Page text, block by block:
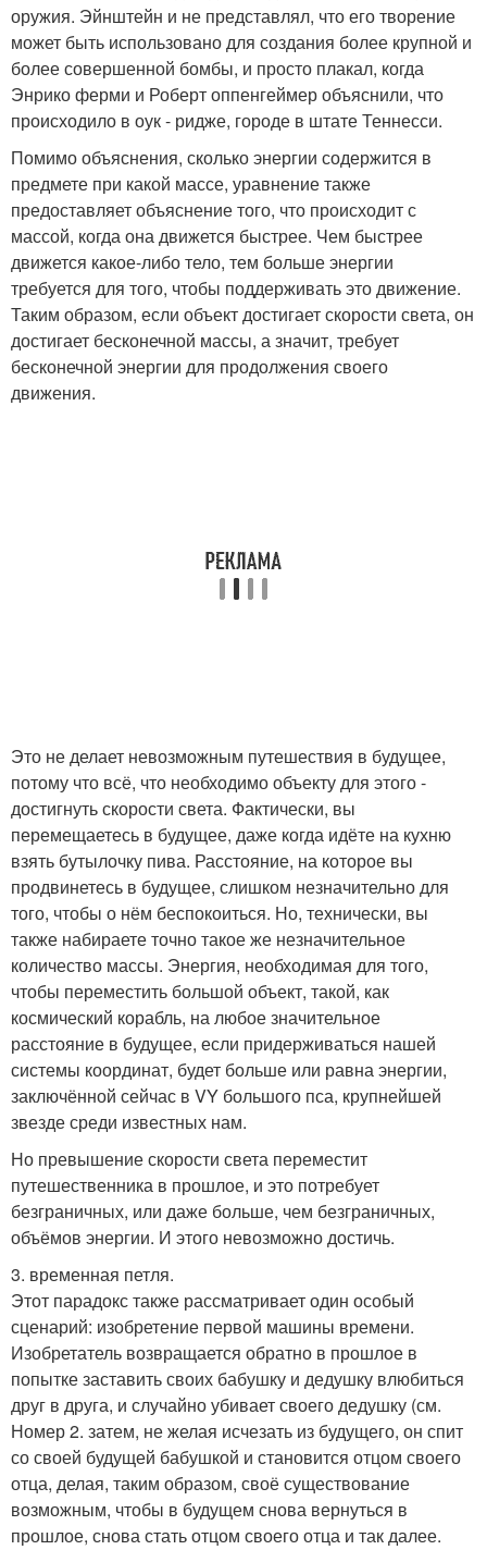
оружия. Эйнштейн и не представлял, что его творение
может быть использовано для создания более крупной и
более совершенной бомбы, и просто плакал, когда
Энрико ферми и Роберт оппенгеймер объяснили, что
происходило в оук - ридже, городе в штате Теннесси.
Помимо объяснения, сколько энергии содержится в
предмете при какой массе, уравнение также
предоставляет объяснение того, что происходит с
массой, когда она движется быстрее. Чем быстрее
движется какое-либо тело, тем больше энергии
требуется для того, чтобы поддерживать это движение.
Таким образом, если объект достигает скорости света, он
достигает бесконечной массы, а значит, требует
бесконечной энергии для продолжения своего
движения.
Это не делает невозможным путешествия в будущее,
потому что всё, что необходимо объекту для этого -
достигнуть скорости света. Фактически, вы
перемещаетесь в будущее, даже когда идёте на кухню
взять бутылочку пива. Расстояние, на которое вы
продвинетесь в будущее, слишком незначительно для
того, чтобы о нём беспокоиться. Но, технически, вы
также набираете точно такое же незначительное
количество массы. Энергия, необходимая для того,
чтобы переместить большой объект, такой, как
космический корабль, на любое значительное
расстояние в будущее, если придерживаться нашей
системы координат, будет больше или равна энергии,
заключённой сейчас в VY большого пса, крупнейшей
звезде среди известных нам.
Но превышение скорости света переместит
путешественника в прошлое, и это потребует
безграничных, или даже больше, чем безграничных,
объёмов энергии. И этого невозможно достичь.
3. временная петля.
Этот парадокс также рассматривает один особый
сценарий: изобретение первой машины времени.
Изобретатель возвращается обратно в прошлое в
попытке заставить своих бабушку и дедушку влюбиться
друг в друга, и случайно убивает своего дедушку (см.
Номер 2. затем, не желая исчезать из будущего, он спит
со своей будущей бабушкой и становится отцом своего
отца, делая, таким образом, своё существование
возможным, чтобы в будущем снова вернуться в
прошлое, снова стать отцом своего отца и так далее.